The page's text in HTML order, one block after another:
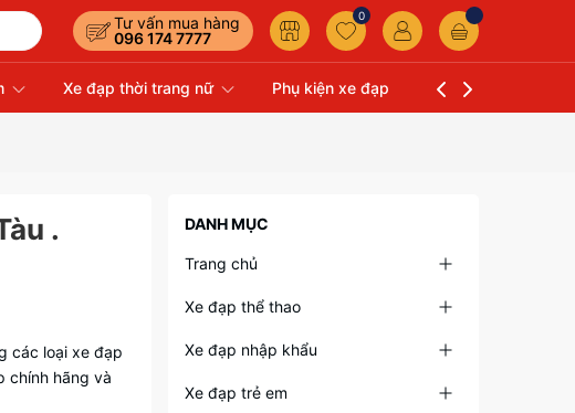
Tư vấn mua hàng
096 174 7777
0
Xe đạp thời trang nữ Phụ kiện xe đạp Liên hệ
.
các loại xe đạp
chính hãng và
DANH MỤC
Trang chủ
Xe đạp thể thao
Xe đạp nhập khẩu
Xe đạp trẻ em